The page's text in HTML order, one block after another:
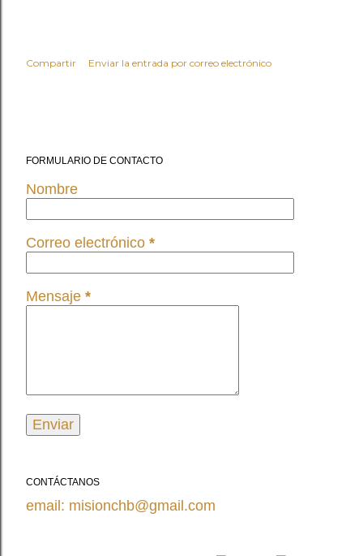
Compartir Enviar la entrada por correo electrónico
FORMULARIO DE CONTACTO
Nombre
Correo electrónico *
Mensaje *
CONTÁCTANOS
email: misionchb@gmail.com